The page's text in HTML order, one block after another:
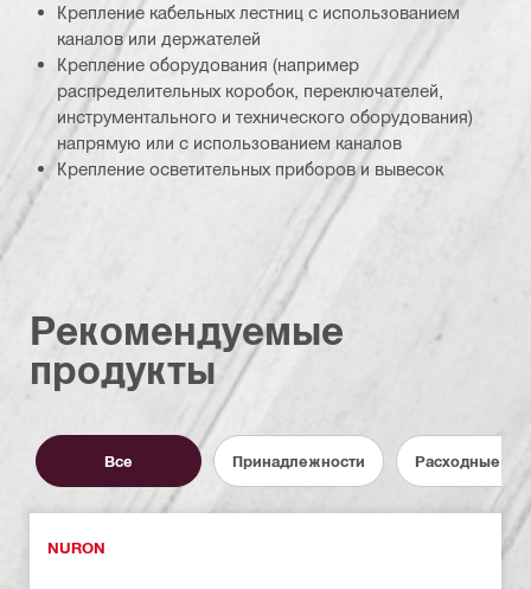
Крепление кабельных лестниц с использованием
каналов или держателей
Крепление оборудования (например
распределительных коробок, переключателей,
инструментального и технического оборудования)
напрямую или с использованием каналов
Крепление осветительных приборов и вывесок
Рекомендуемые
продукты
Все Принадлежности Расходные
NURON